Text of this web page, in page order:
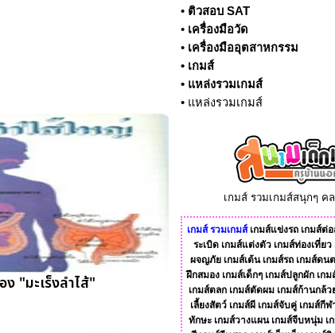
ง "มะเร็งลำไส้"
• ติวสอบ SAT
• เครื่องมือวัด
• เครื่องมืออุตสาหกรรม
• เกมส์
• แหล่งรวมเกมส์
• แหล่งรวมเกมส์
เกมส์ รวมเกมส์สนุกๆ ค
เกมส์ รวมเกมส์ เกมส์แข่งรถ เกมส์ต่อ
ระเบิด เกมส์แต่งตัว เกมส์ท่องเที่ยว
ผจญภัย เกมส์เต้น เกมส์รถ เกมส์ดน
ฝึกสมอง เกมส์เด็กๆ เกมส์ปลูกผัก เก
เกมส์ตลก เกมส์ตัดผม เกมส์ก้านกล้ว
เลี้ยงสัตว์ เกมส์ผี เกมส์จับคู่ เกมส์กีฬ
ทักษะ เกมส์วางแผน เกมส์จีบหนุ่ม เ